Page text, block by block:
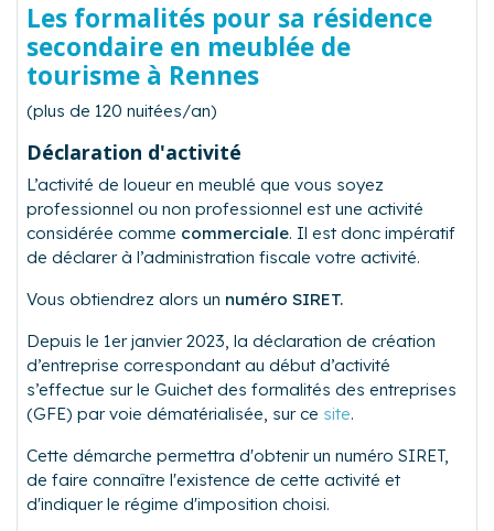
Les formalités pour sa résidence
secondaire en meublée de
tourisme à Rennes
(plus de 120 nuitées/an)
Déclaration d'activité
L’activité de loueur en meublé que vous soyez
professionnel ou non professionnel est une activité
considérée comme commerciale. Il est donc impératif
de déclarer à l’administration fiscale votre activité.
Vous obtiendrez alors un numéro SIRET.
Depuis le 1er janvier 2023, la déclaration de création
d’entreprise correspondant au début d’activité
s’effectue sur le Guichet des formalités des entreprises
(GFE) par voie dématérialisée, sur ce site.
Cette démarche permettra d'obtenir un numéro SIRET,
de faire connaître l'existence de cette activité et
d'indiquer le régime d'imposition choisi.